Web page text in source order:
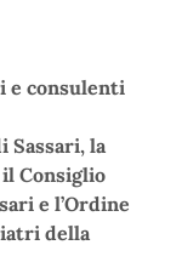
e consulenti
Sassari, la
Consiglio
e l’Ordine
della